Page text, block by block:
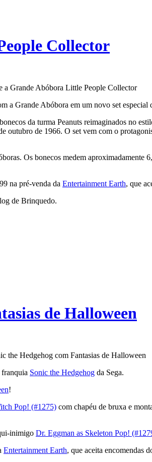
Collector
a Grande Abóbora em um novo set especial
da turma Peanuts reimaginados no
outubro de 1966. O set vem com o
Os bonecos medem
na pré-venda da Entertainment Earth, que
de Brinquedo.
de Halloween
franquia Sonic the Hedgehog da Sega.
!
Pop! (#1275) com chapéu de bruxa e
inimigo Dr. Eggman as Skeleton Pop!
Entertainment Earth, que aceita encomendas